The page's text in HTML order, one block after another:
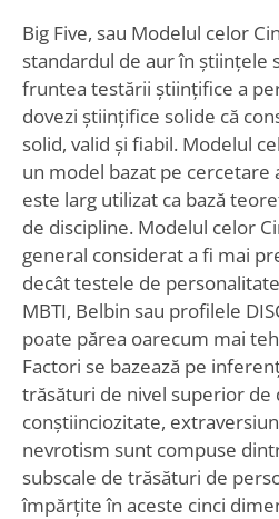
Big Five, sau Modelul celor
standardul de aur în științele
fruntea testării științifice a
dovezi științifice solide că
solid, valid și fiabil. Modelul
un model bazat pe cercetare
este larg utilizat ca bază
de discipline. Modelul celor
general considerat a fi mai
decât testele de
MBTI, Belbin sau profilele
poate părea oarecum mai
Factori se bazează pe
trăsături de nivel superior de
conștiinciozitate,
nevrotism sunt compuse
subscale de trăsături de
împărțite în aceste cinci